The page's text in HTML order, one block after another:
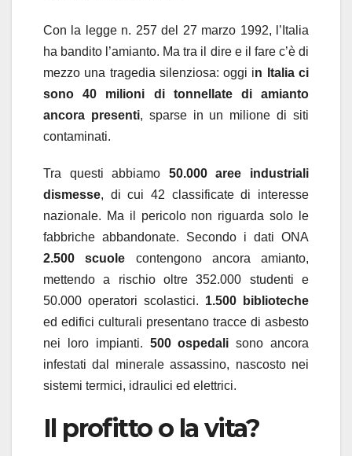
Con la legge n. 257 del 27 marzo 1992, l’Italia
ha bandito l’amianto. Ma tra il dire e il fare c’è di
mezzo una tragedia silenziosa: oggi in Italia ci
sono 40 milioni di tonnellate di amianto
ancora presenti, sparse in un milione di siti
contaminati.
Tra questi abbiamo 50.000 aree industriali
dismesse, di cui 42 classificate di interesse
nazionale. Ma il pericolo non riguarda solo le
fabbriche abbandonate. Secondo i dati ONA
2.500 scuole contengono ancora amianto,
mettendo a rischio oltre 352.000 studenti e
50.000 operatori scolastici. 1.500 biblioteche
ed edifici culturali presentano tracce di asbesto
nei loro impianti. 500 ospedali sono ancora
infestati dal minerale assassino, nascosto nei
sistemi termici, idraulici ed elettrici.
Il profitto o la vita?